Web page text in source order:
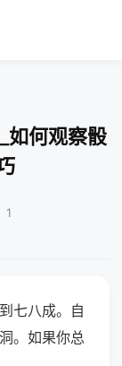
如何观察骰
1
七八成。自
。如果你总